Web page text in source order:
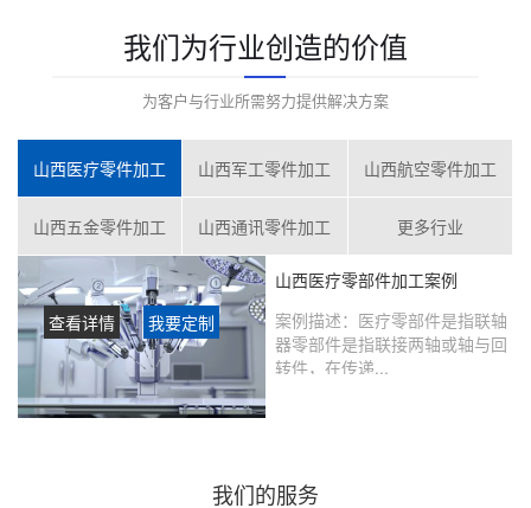
我们为行业创造的价值
为客户与行业所需努力提供解决方案
山西医疗零件加工 山西军工零件加工 山西航空零件加工
山西五金零件加工 山西通讯零件加工 更多行业
山西医疗零部件加工案例
案例描述： 医疗零部件是指联轴
器零部件是指联接两轴或轴与回
转件，在传递...
续合作……...
查看详情 我要定制
我们的服务